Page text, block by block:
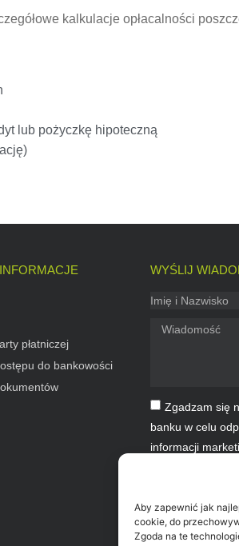
Aby zapewnić jak
cookie, do
Zgoda na te
kalkulacje opłacalności
lub pożyczkę hipoteczną
płatniczej
do bankowości
WYŚLIJ
Zgadzam się
banku w celu
informacji
zgłoszenie.